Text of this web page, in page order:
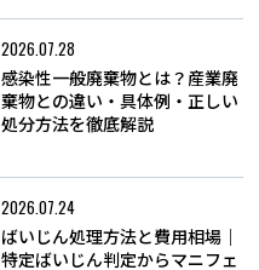
2026.07.28
感染性一般廃棄物とは？産業廃
棄物との違い・具体例・正しい
処分方法を徹底解説
2026.07.24
ばいじん処理方法と費用相場｜
特定ばいじん判定からマニフェ